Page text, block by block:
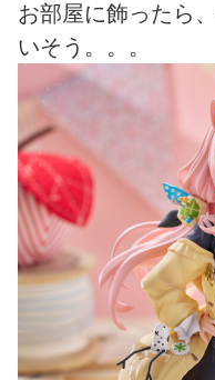
お部屋に飾ったら
いそう。。。